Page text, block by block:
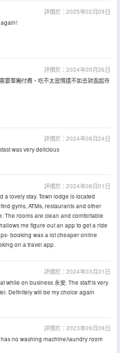
評價於：2025年02月09日
again!
評價於：2024年09月26日
要單獨付費，吃不太習慣還不如去對面超市
評價於：2024年08月24日
was very delicious
評價於：2024年08月01日
a lovely stay. Town lodge is located
gyms, ATMs, restaurants and other
The rooms are clean and comfortable
me figure out an app to get a ride
booking was a lot cheaper online
on a travel app.
評價於：2024年03月31日
while on business 永安. The staff is very
Definitely will be my choice again
評價於：2023年09月09日
no washing machine/laundry room